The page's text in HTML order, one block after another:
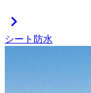
chevron_right
シート防水